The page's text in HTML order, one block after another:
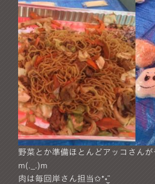
野菜とか準備ほとんどアッコさん
m(._.)m
肉は毎回岸さん担当✩*॰¨̮